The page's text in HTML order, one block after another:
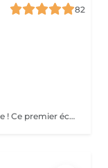
82
! Prise de rendez-vous diagnostic obligatoire ! Ce premier échange nous permet de : - Evaluer votre phototype et la faisabilité du traitement - Ecarter toute contre-indication médicale - Définir un plan personnalisé adapté a votre peau et votre pilosité - Répondre à toutes vos questions Aucun traitement ne pourra être réaliser sans ce diagnostic préalable. Merci de réserver votre rendez-vous diagnostic en priorité avant toute autre prestation.